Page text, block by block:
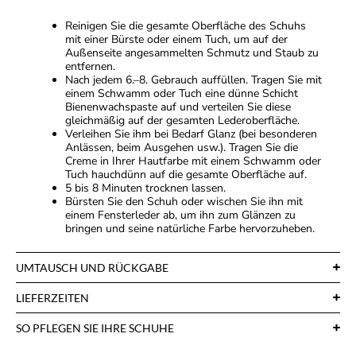
Reinigen Sie die gesamte Oberfläche des Schuhs
mit einer Bürste oder einem Tuch, um auf der
Außenseite angesammelten Schmutz und Staub zu
entfernen.
Nach jedem 6.–8. Gebrauch auffüllen. Tragen Sie mit
einem Schwamm oder Tuch eine dünne Schicht
Bienenwachspaste auf und verteilen Sie diese
gleichmäßig auf der gesamten Lederoberfläche.
Verleihen Sie ihm bei Bedarf Glanz (bei besonderen
Anlässen, beim Ausgehen usw.). Tragen Sie die
Creme in Ihrer Hautfarbe mit einem Schwamm oder
Tuch hauchdünn auf die gesamte Oberfläche auf.
5 bis 8 Minuten trocknen lassen.
Bürsten Sie den Schuh oder wischen Sie ihn mit
einem Fensterleder ab, um ihn zum Glänzen zu
bringen und seine natürliche Farbe hervorzuheben.
UMTAUSCH UND RÜCKGABE
LIEFERZEITEN
SO PFLEGEN SIE IHRE SCHUHE